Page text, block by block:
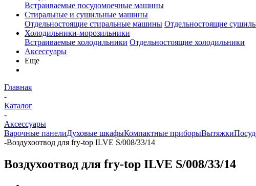
Встраиваемые посудомоечные машины
Стиральные и сушильные машины
Отдельностоящие стиральные машины Отдельностоящие
Холодильники-морозильники
Встраиваемые холодильники Отдельностоящие холодильники
Аксессуары
Еще
Главная
-
Каталог
-
Аксессуары
Варочные панелиДуховые шкафыКомпактные приборыВытяжки
-Воздухоотвод для fry-top ILVE S/008/33/14
Воздухоотвод для fry-top ILVE S/008/33/14